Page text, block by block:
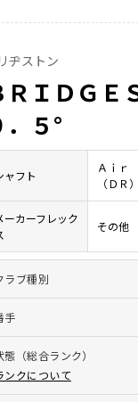
ヂストン
ＲＩＤＧ
．５°
ャフト
Ａｉｒ
（ＤＲ）
ーカーフレック
その他
ラブ種別
手
態（総合ランク）
ンクについて